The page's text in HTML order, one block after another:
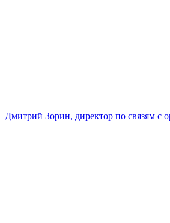
Дмитрий Зорин, директор по связям с